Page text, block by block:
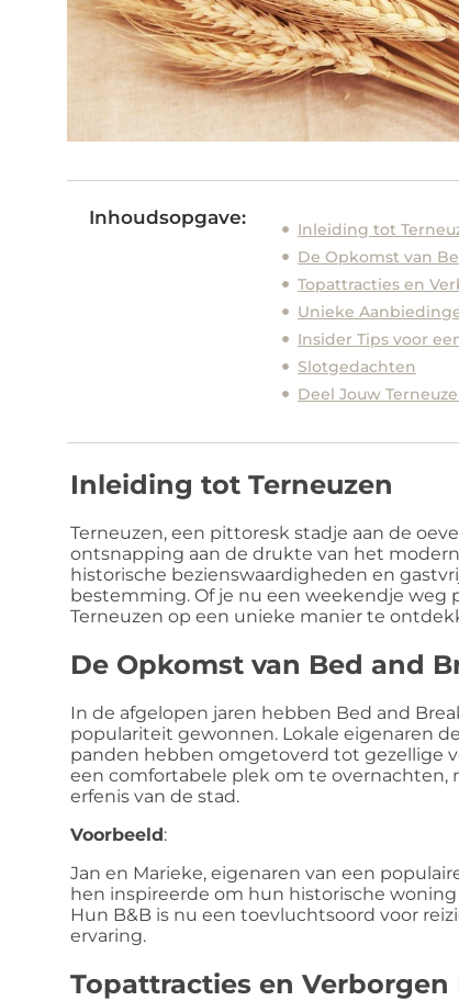
Inhoudsopgave:
Inleiding tot
De Opkomst van
Topattracties en
Unieke
Insider Tips voor
Slotgedachten
Deel Jouw
Inleiding tot Terneuzen
Terneuzen, een pittoresk stadje aan de
ontsnapping aan de drukte van het
historische bezienswaardigheden en
bestemming. Of je nu een weekendje weg
Terneuzen op een unieke manier te
De Opkomst van Bed and
In de afgelopen jaren hebben Bed and
populariteit gewonnen. Lokale eigenaren
panden hebben omgetoverd tot gezellige
een comfortabele plek om te overnachten,
erfenis van de stad.
Voorbeeld:
Jan en Marieke, eigenaren van een
hen inspireerde om hun historische
Hun B&B is nu een toevluchtsoord voor
ervaring.
Topattracties en Verborgen